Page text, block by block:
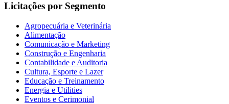
Licitações por Segmento
Agropecuária e Veterinária
Alimentação
Comunicação e Marketing
Construção e Engenharia
Contabilidade e Auditoria
Cultura, Esporte e Lazer
Educação e Treinamento
Energia e Utilities
Eventos e Cerimonial